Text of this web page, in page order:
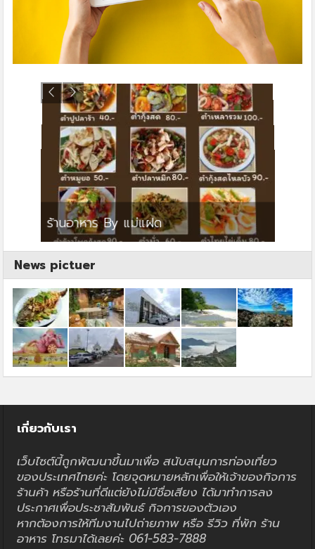
ร้านอาหาร By แม่แฝด
News pictuer
เกี่ยวกับเรา
เว็บไซต์นี้ถูกพัฒนาขึ้นมาเพื่อ สนับสนุนการท่องเที่ยว
ของประเทศไทยค่ะ โดยจุดหมายหลักเพื่อให้เจ้าของกิจการ
ร้านค้า หรือร้านที่ดีแต่ยังไม่มีชื่อเสียง ได้มาทำการลง
ประกาศเพื่อประชาสัมพันธ์ กิจการของตัวเอง
หากต้องการให้ทีมงานไปถ่ายภาพ หรือ รีวิว ที่พัก ร้าน
อาหาร โทรมาได้เลยค่ะ 061-583-7888